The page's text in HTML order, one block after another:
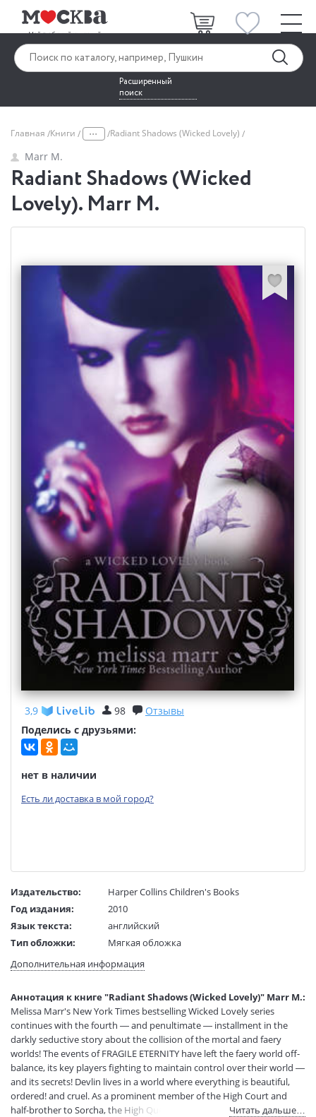
Расширенный
поиск
Главная Книги ... Radiant Shadows (Wicked Lovely)
Marr M.
Radiant Shadows (Wicked
Lovely). Marr M.
3,9 98
Отзывы
Поделись с друзьями:
нет в наличии
Есть ли доставка в мой город?
Издательство:
Harper Collins Children's Books
Год издания:
2010
Язык текста:
английский
Тип обложки:
Мягкая обложка
Формат:
125x195 mm
Вес:
320 гр.
Страниц:
340
Код товара:
50001033
Артикул:
270533
ISBN:
9780007346141
В продаже с:
15.07.2020
Дополнительная информация
Аннотация к книге "Radiant Shadows (Wicked Lovely)" Marr M.:
Melissa Marr's New York Times bestselling Wicked Lovely series
continues with the fourth — and penultimate — installment in the
darkly seductive story about the collision of the mortal and faery
worlds! The events of FRAGILE ETERNITY have left the faery world off-
balance, its key players fighting to maintain control over their world —
and its secrets! Devlin lives in a world where everything is beautiful,
ordered! and cruel. As a prominent member of the High Court and
half-brother to Sorcha, the High Queen, he's one of the most powerful
Читать дальше…